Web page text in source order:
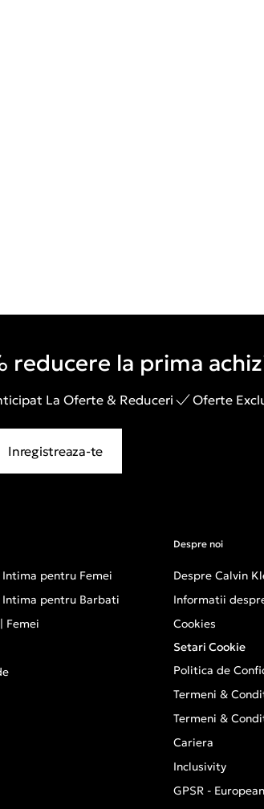
reducere la prima
La Oferte & Reduceri Oferte
Inregistreaza-te
pentru Femei
pentru Barbati
Femei
Despre noi
Despre Calvin
Informatii
Cookies
Setari Cookie
Politica de
Termeni &
Termeni &
Cariera
Inclusivity
GPSR -